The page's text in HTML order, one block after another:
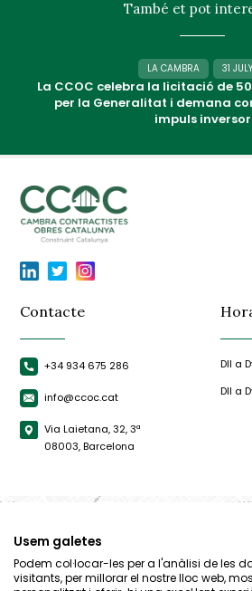
També et pot
LA CAMBRA 31 JULY
La CCOC celebra la licitació de
per la Generalitat i demana
impuls inversor
Contacte
+34 934 675 286
info@ccoc.cat
Via Laietana, 32, 3ª
08003, Barcelona
Dll a
Dll a
Usem galetes
Podem col·locar-les per a l'anàlisi de les
visitants, per millorar el nostre lloc web,